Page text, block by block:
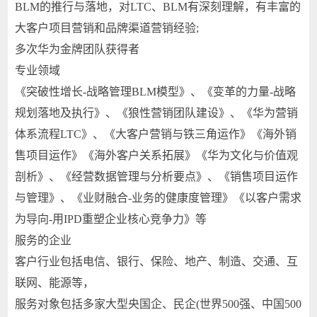
BLM的推行与落地，对LTC、BLM有深刻理解，有丰富的
大客户项目营销和品牌渠道营销经验;
多次华为金牌团队获得者
专业领域
《突破性增长-战略管理BLM模型》、《变革的力量-战略
规划落地及执行》、《狼性营销团队建设》、《华为营销
体系流程LTC》、《大客户营销与铁三角运作》《海外销
售项目运作》《海外客户关系拓展》《华为文化与价值观
剖析》、《经营数据管理与分析要点》、《销售项目运作
与管理》、《业财融合-业务的健康度管理》《以客户需求
为导向-用IPD重塑企业核心竞争力》等
服务的企业
客户行业包括电信、银行、保险、地产、制造、交通、互
联网、能源等，
服务对象包括多家大型央国企、民企(世界500强、中国500